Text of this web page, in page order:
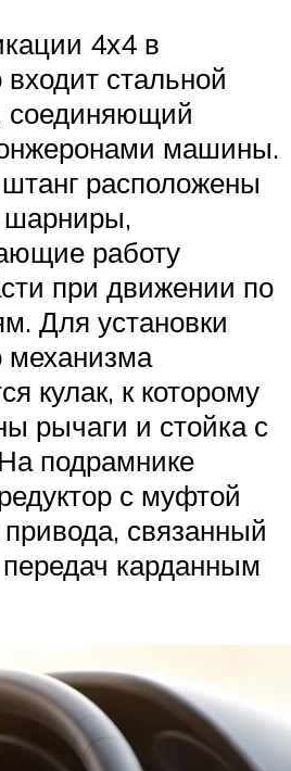
4х4 в
входит стальной
соединяющий
машины.
расположены
шарниры,
работу
при движении по
Для установки
механизма
кулак, к которому
рычаги и стойка с
подрамнике
с муфтой
связанный
карданным